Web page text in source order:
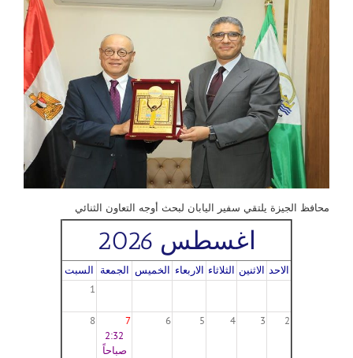
محافظ الجيزة يلتقي سفير اليابان لبحث أوجه التعاون الثنائي
اغسطس 2026
الاحد الاثنين الثلاثاء الاربعاء الخميس الجمعة السبت
1
2
3
4
5
6
7
2:32
صباحاً
8